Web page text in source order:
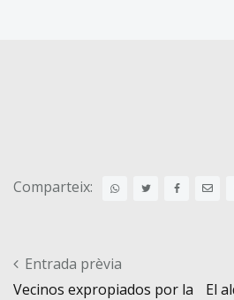
Comparteix:
Post navigation
Entrada prèvia
Vecinos expropiados por la
El